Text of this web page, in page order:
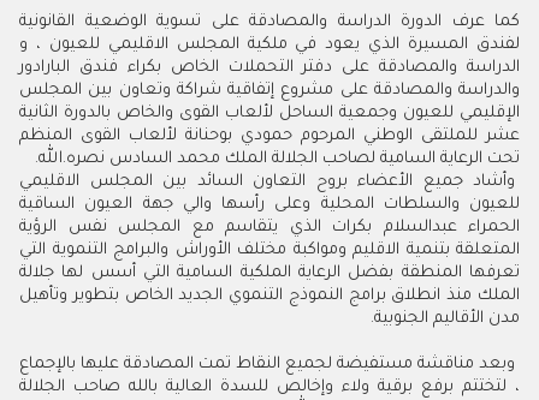
كما عرف الدورة الدراسة والمصادقة على تسوية الوضعية القانونية
لفندق المسيرة الذي يعود في ملكية المجلس الاقليمي للعيون ، و
الدراسة والمصادقة على دفتر التحملات الخاص بكراء فندق البارادور
والدراسة والمصادقة على مشروع إتفاقية شراكة وتعاون بين المجلس
الإقليمي للعيون وجمعية الساحل لألعاب القوى والخاص بالدورة الثانية
عشر للملتقى الوطني المرحوم حمودي بوحنانة لألعاب القوى المنظم
تحت الرعاية السامية لصاحب الجلالة الملك محمد السادس نصره.الله.
وأشاد جميع الأعضاء بروح التعاون السائد بين المجلس الاقليمي
للعيون والسلطات المحلية وعلى رأسها والي جهة العيون الساقية
الحمراء عبدالسلام بكرات الذي يتقاسم مع المجلس نفس الرؤية
المتعلقة بتنمية الاقليم ومواكبة مختلف الأوراش والبرامج التنموية التي
تعرفها المنطقة بفضل الرعاية الملكية السامية التي أسس لها جلالة
الملك منذ انطلاق برامج النموذج التنموي الجديد الخاص بتطوير وتأهيل
مدن الأقاليم الجنوبية.
وبعد مناقشة مستفيضة لجميع النقاط تمت المصادقة عليها بالإجماع
، لتختتم برفع برقية ولاء وإخالص للسدة العالية بالله صاحب الجلالة